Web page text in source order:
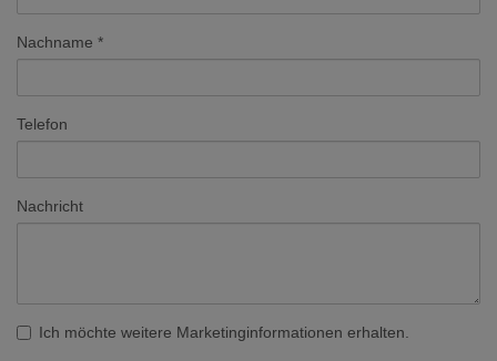
Nachname
Telefon
Nachricht
Ich möchte weitere Marketinginformationen erhalten.